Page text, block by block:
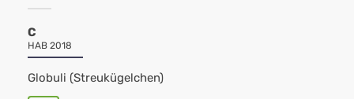
C
HAB 2018
Globuli (Streukügelchen)